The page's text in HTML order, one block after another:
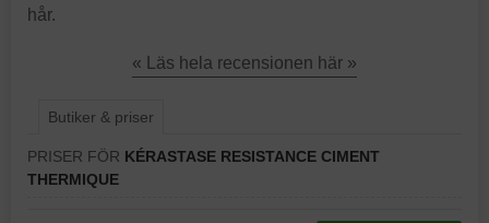
hår.
« Läs hela recensionen här »
Butiker & priser
PRISER FÖR KÉRASTASE RESISTANCE CIMENT
THERMIQUE